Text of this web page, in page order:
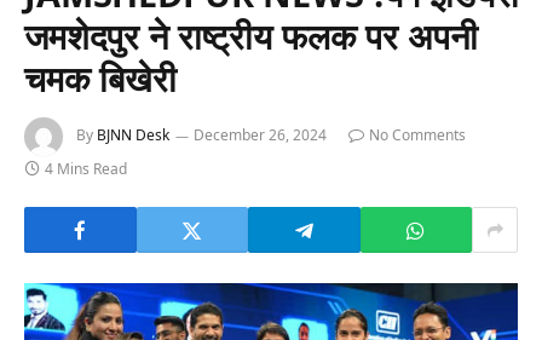
जमशेदपुर ने राष्ट्रीय फलक पर अपनी
चमक बिखेरी
By BJNN Desk December 26, 2024
No Comments
4 Mins Read